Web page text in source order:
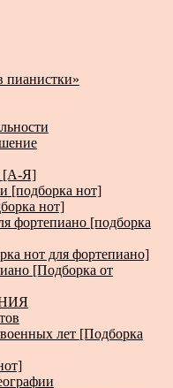
статьи…
пианистки»
Я]
[подборка нот]
нот]
фортепиано [подборка
нот для фортепиано]
[Подборка от
лет [Подборка